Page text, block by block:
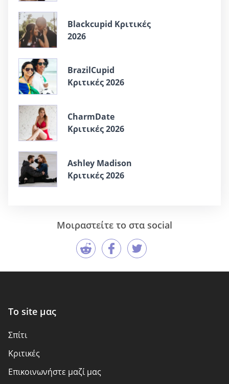
Blackcupid Κριτικές
2026
BrazilCupid
Κριτικές 2026
CharmDate
Κριτικές 2026
Ashley Madison
Κριτικές 2026
Μοιραστείτε το στα social
Το site μας
Σπίτι
Kριτικές
Επικοινωνήστε μαζί μας